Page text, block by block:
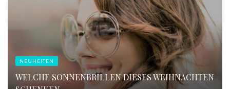
NEUHEITEN
WELCHE SONNENBRILLEN DIESES WEIHNACHTEN